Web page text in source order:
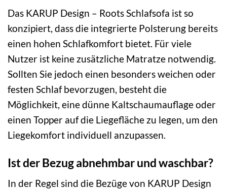
Das KARUP Design – Roots Schlafsofa ist so
konzipiert, dass die integrierte Polsterung bereits
einen hohen Schlafkomfort bietet. Für viele
Nutzer ist keine zusätzliche Matratze notwendig.
Sollten Sie jedoch einen besonders weichen oder
festen Schlaf bevorzugen, besteht die
Möglichkeit, eine dünne Kaltschaumauflage oder
einen Topper auf die Liegefläche zu legen, um den
Liegekomfort individuell anzupassen.
Ist der Bezug abnehmbar und waschbar?
In der Regel sind die Bezüge von KARUP Design